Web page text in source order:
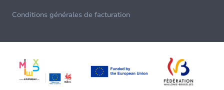
Conditions générales de facturation